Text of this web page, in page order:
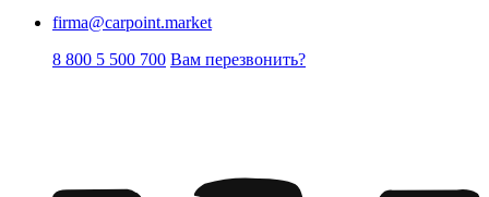
firma@carpoint.market
8 800 5 500 700 Вам перезвонить?